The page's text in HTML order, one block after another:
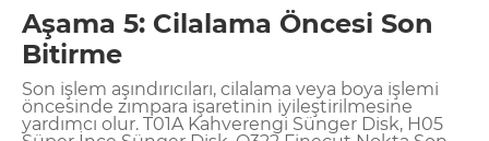
Aşama 5: Cilalama Öncesi Son
Bitirme
Son işlem aşındırıcıları, cilalama veya boya işlemi
öncesinde zımpara işaretinin iyileştirilmesine
yardımcı olur. T01A Kahverengi Sünger Disk, H05